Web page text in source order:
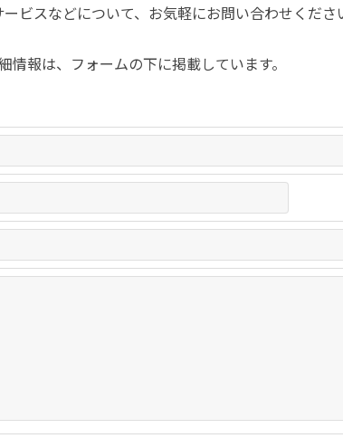
ビスなどについて、お気軽にお問い合わせくださ
報は、フォームの下に掲載しています。